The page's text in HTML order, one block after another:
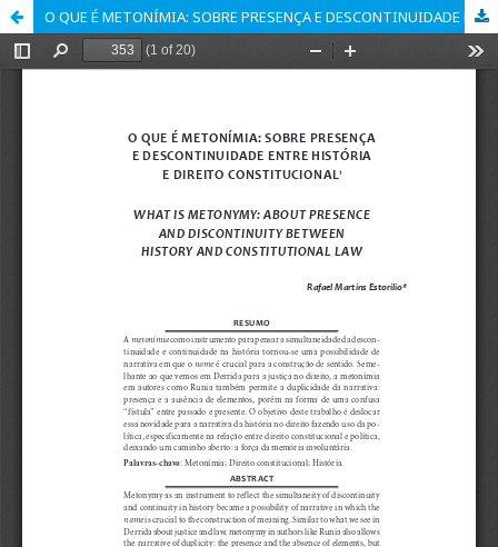
O QUE É METONÍMIA: SOBRE PRESENÇA E DESCONTINUIDADE ENTRE HISTÓRIA E DIREITO CONSTITUCIONAL